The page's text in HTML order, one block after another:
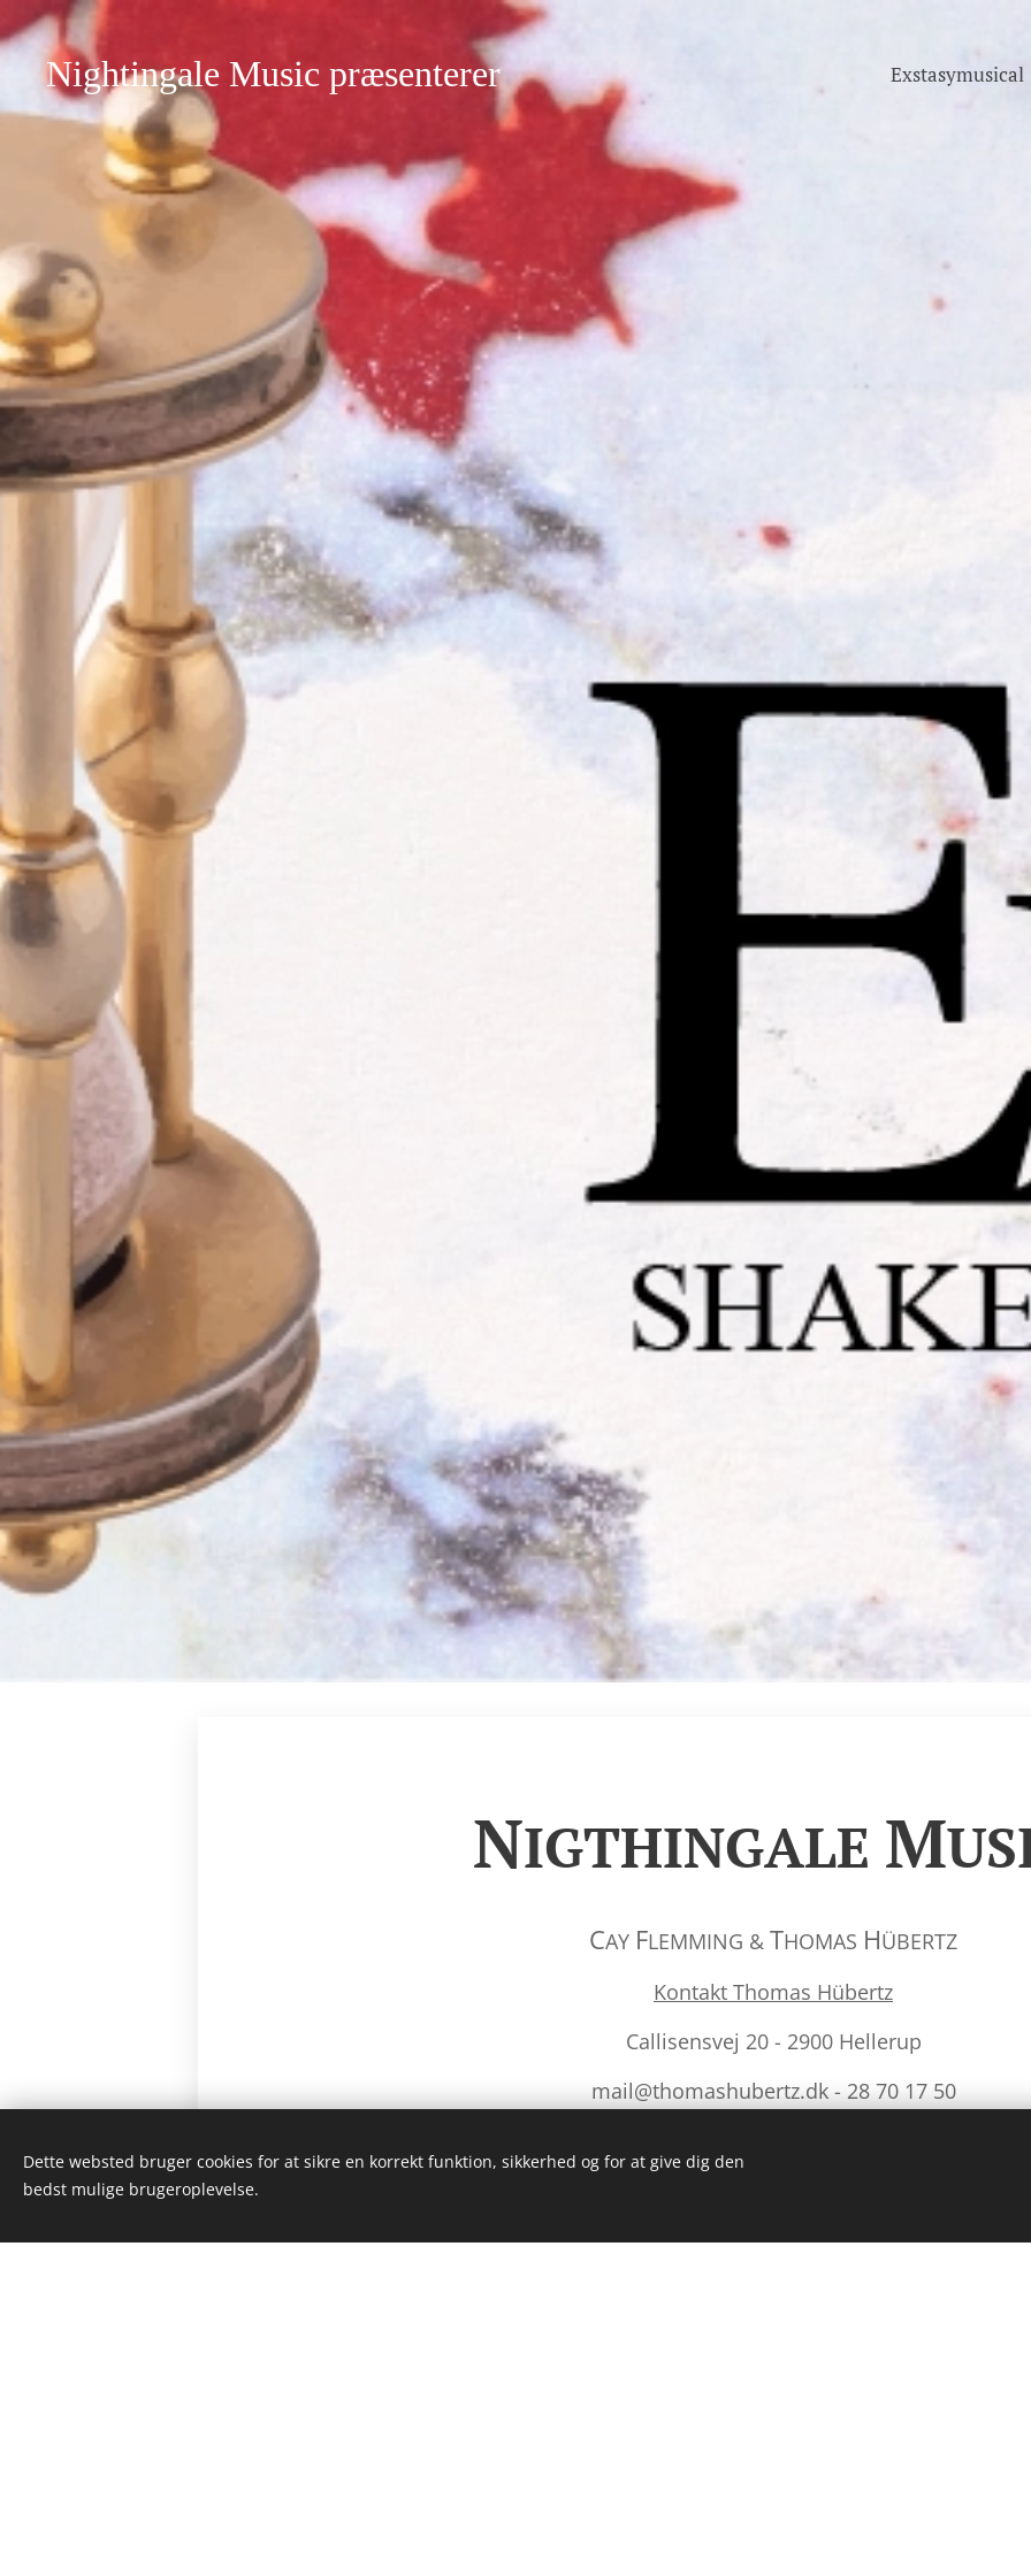
Nightingale Music præsenterer Exstasymusical
NIGTHINGALE M
CAY FLEMMING & THOMAS HÜBERTZ
Kontakt Thomas Hübertz
Callisensvej 20 - 2900 Hellerup
mail@thomashubertz.dk - 28 70 17 50
Dette websted bruger cookies for at sikre en korrekt funktion, sikkerhed og for at give dig den
bedst mulige brugeroplevelse.